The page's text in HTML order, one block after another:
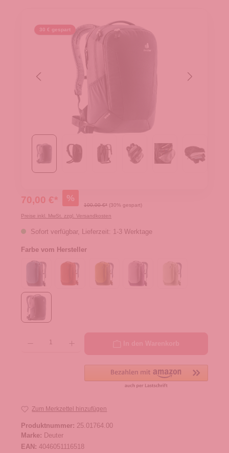
30 € gespart
70,00 €* %
100,00 €* (30% gespart)
Preise inkl. MwSt. zzgl. Versandkosten
Sofort verfügbar, Lieferzeit: 1-3 Werktage
Farbe vom Hersteller
Zum Merkzettel hinzufügen
Produktnummer: 25.01764.00
Marke: Deuter
EAN: 4046051116518